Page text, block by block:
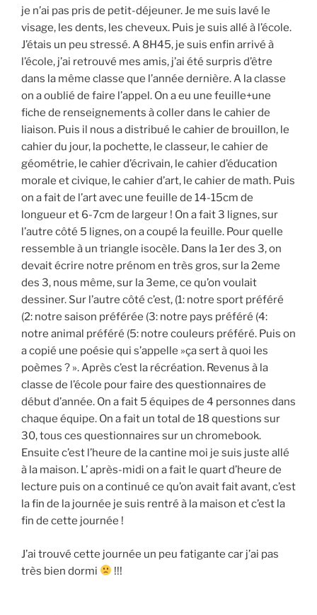
je n’ai pas pris de petit-déjeuner. Je me suis lavé le
visage, les dents, les cheveux. Puis je suis allé à l’école.
J’étais un peu stressé. A 8H45, je suis enfin arrivé à
l’école, j’ai retrouvé mes amis, j’ai été surpris d’être
dans la même classe que l’année dernière. A la classe
on a oublié de faire l’appel. On a eu une feuille+une
fiche de renseignements à coller dans le cahier de
liaison. Puis il nous a distribué le cahier de brouillon, le
cahier du jour, la pochette, le classeur, le cahier de
géométrie, le cahier d’écrivain, le cahier d’éducation
morale et civique, le cahier d’art, le cahier de math. Puis
on a fait de l’art avec une feuille de 14-15cm de
longueur et 6-7cm de largeur ! On a fait 3 lignes, sur
l’autre côté 5 lignes, on a coupé la feuille. Pour quelle
ressemble à un triangle isocèle. Dans la 1er des 3, on
devait écrire notre prénom en très gros, sur la 2eme
des 3, nous même, sur la 3eme, ce qu’on voulait
dessiner. Sur l’autre côté c’est, (1: notre sport préféré
(2: notre saison préférée (3: notre pays préféré (4:
notre animal préféré (5: notre couleurs préféré. Puis on
a copié une poésie qui s’appelle »ça sert à quoi les
poèmes ? ». Après c’est la récréation. Revenus à la
classe de l’école pour faire des questionnaires de
début d’année. On a fait 5 équipes de 4 personnes dans
chaque équipe. On a fait un total de 18 questions sur
30, tous ces questionnaires sur un chromebook.
Ensuite c’est l’heure de la cantine moi je suis juste allé
à la maison. L’ après-midi on a fait le quart d’heure de
lecture puis on a continué ce qu’on avait fait avant, c’est
la fin de la journée je suis rentré à la maison et c’est la
fin de cette journée !
J’ai trouvé cette journée un peu fatigante car j’ai pas
très bien dormi
!!!